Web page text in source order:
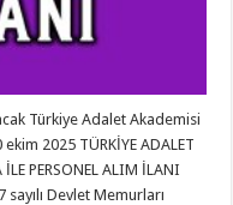
Türkiye Adalet Akademisi
2025 TÜRKİYE ADALET
PERSONEL ALIM İLANI
Devlet Memurları